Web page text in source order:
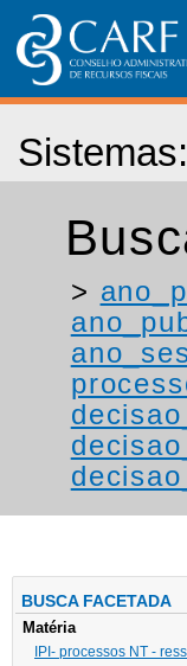
Sistemas:
>
BUSCA FACETADA
Matéria
IPI- processos NT -